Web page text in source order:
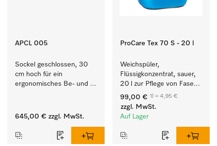
APCL 005
Sockel geschlossen, 30
cm hoch für ein
ergonomisches Be- und
Trockner.
645,00 € zzgl. MwSt.
ProCare Tex 70 S - 20 l
Weichspüler,
Flüssigkonzentrat, sauer,
20 l zur Pflege von Fasern
für eine langfristige
Geschmeidigkeit der
Textilien.
99,00 € 1l = 4,95 €
zzgl. MwSt.
Auf Lager